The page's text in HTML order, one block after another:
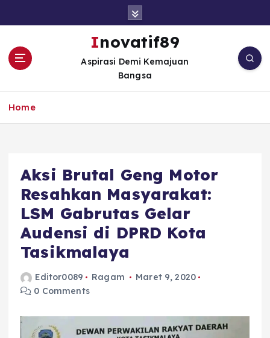
Inovatif89
Aspirasi Demi Kemajuan
Bangsa
Home
Aksi Brutal Geng Motor
Resahkan Masyarakat:
LSM Gabrutas Gelar
Audensi di DPRD Kota
Tasikmalaya
Editor0089 Ragam
Maret 9, 2020
0 Comments